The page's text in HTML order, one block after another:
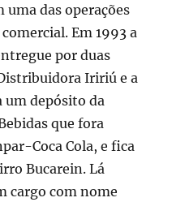
das operações
Em 1993 a
por duas
Iririú e a
depósito da
que fora
Coca Cola, e fica
Bucarein. Lá
cargo com nome